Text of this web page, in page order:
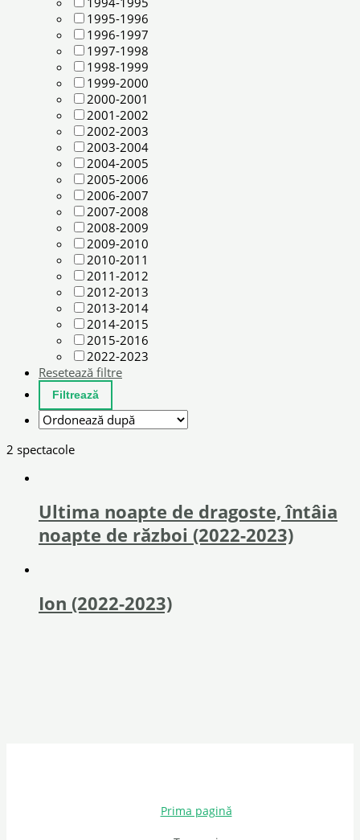
1995-1996
1996-1997
1997-1998
1998-1999
1999-2000
2000-2001
2001-2002
2002-2003
2003-2004
2004-2005
2005-2006
2006-2007
2007-2008
2008-2009
2009-2010
2010-2011
2011-2012
2012-2013
2013-2014
2014-2015
2015-2016
2022-2023
Resetează filtre
2 spectacole
Ultima noapte de dragoste, întâia
noapte de război (2022-2023)
Ion (2022-2023)
Prima pagină